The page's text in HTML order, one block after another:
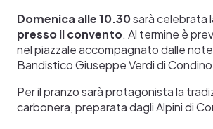
Domenica alle 10.30sarà celebrata
presso il convento. Al termine è
nel piazzale accompagnato dalle
Bandistico Giuseppe Verdi di
Per il pranzo sarà protagonista la
carbonera, preparata dagli Alpini di